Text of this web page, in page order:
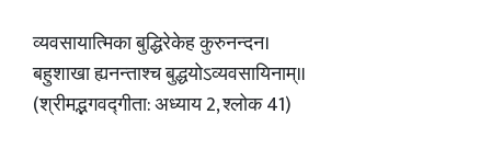
व्यवसायात्मिका बुद्धिरेकेह कुरुनन्दन।
बहुशाखा ह्यनन्ताश्च बुद्धयोऽव्यवसायिनाम्॥
(श्रीमद्भगवद्गीता: अध्याय 2, श्लोक 41)